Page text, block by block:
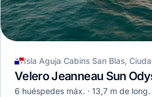
Isla Aguja Cabins San Blas,
Velero Jeanneau Sun
6 huéspedes máx. 13,7 m de long.